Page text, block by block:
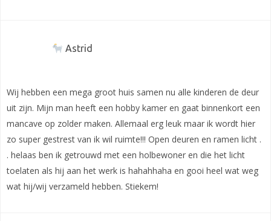
Astrid
Wij hebben een mega groot huis samen nu alle kinderen de deur
uit zijn. Mijn man heeft een hobby kamer en gaat binnenkort een
mancave op zolder maken. Allemaal erg leuk maar ik wordt hier
zo super gestrest van ik wil ruimte!!! Open deuren en ramen licht .
. helaas ben ik getrouwd met een holbewoner en die het licht
toelaten als hij aan het werk is hahahhaha en gooi heel wat weg
wat hij/wij verzameld hebben. Stiekem!